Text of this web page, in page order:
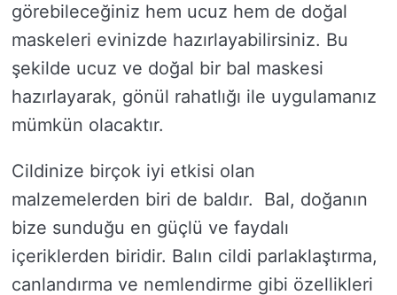
görebileceğiniz hem ucuz hem de doğal
maskeleri evinizde hazırlayabilirsiniz. Bu
şekilde ucuz ve doğal bir bal maskesi
hazırlayarak, gönül rahatlığı ile uygulamanız
mümkün olacaktır.
Cildinize birçok iyi etkisi olan
malzemelerden biri de baldır. Bal, doğanın
bize sunduğu en güçlü ve faydalı
içeriklerden biridir. Balın cildi parlaklaştırma,
canlandırma ve nemlendirme gibi özellikleri